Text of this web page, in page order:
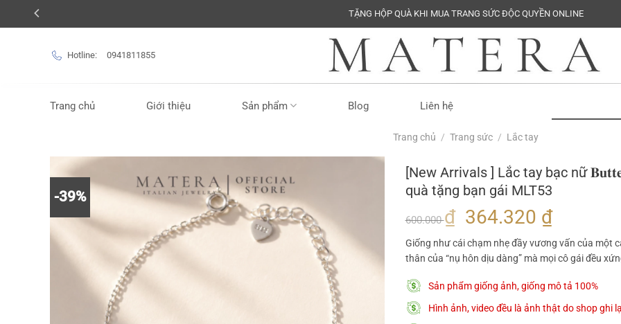
qua
TẶNG HỘP QUÀ KHI MUA TRANG SỨC ĐỘC QUYỀN ONLINE
Hotline: 0941811855
Trang chủ Giới thiệu Sản phẩm Blog Liên hệ
Trang chủ / Trang sức / Lắc tay
-39%
[New Arrivals ] Lắc tay bạc nữ
quà tặng bạn gái MLT53
600.000₫ Giá
gốc
là:
364.320 ₫Giá
hiện
tại
364.320
Giống như cái chạm nhẹ đầy vương vấn của một
thân của “nụ hôn dịu dàng” mà mọi cô gái đều
Sản phẩm giống ảnh, giống mô tả 100%
Hình ảnh, video đều là ảnh thật do shop ghi